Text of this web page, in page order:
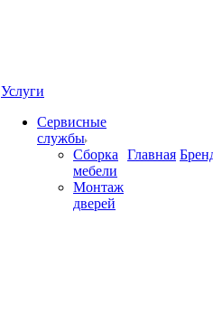
Услуги
Сервисные
службы
Сборка
мебели
Монтаж
дверей
Главная